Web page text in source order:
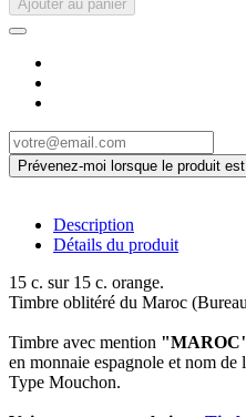
Ajouter au panier
Description
Détails du produit
15 c. sur 15 c. orange.
Timbre oblitéré du Maroc
Timbre avec mention
en monnaie espagnole et nom de
Type Mouchon.